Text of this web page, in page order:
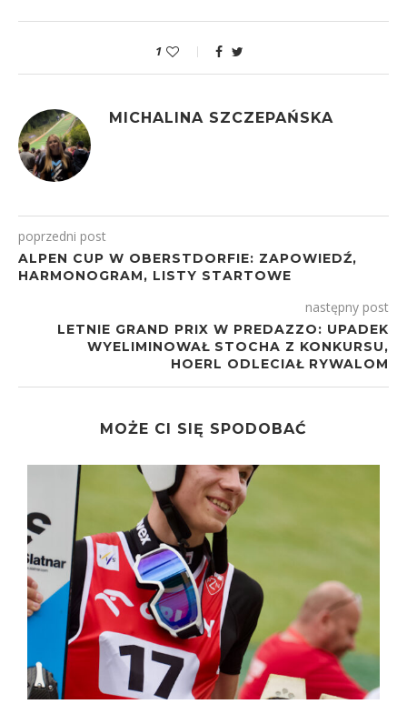
1
MICHALINA SZCZEPAŃSKA
poprzedni post
ALPEN CUP W OBERSTDORFIE: ZAPOWIEDŹ,
HARMONOGRAM, LISTY STARTOWE
następny post
LETNIE GRAND PRIX W PREDAZZO: UPADEK
WYELIMINOWAŁ STOCHA Z KONKURSU,
HOERL ODLECIAŁ RYWALOM
MOŻE CI SIĘ SPODOBAĆ